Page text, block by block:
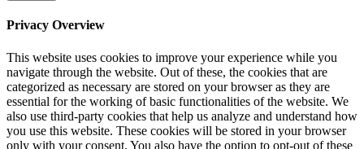
Privacy Overview
This website uses cookies to improve your experience while you
navigate through the website. Out of these, the cookies that are
categorized as necessary are stored on your browser as they are
essential for the working of basic functionalities of the website. We
also use third-party cookies that help us analyze and understand how
you use this website. These cookies will be stored in your browser
only with your consent. You also have the option to opt-out of these